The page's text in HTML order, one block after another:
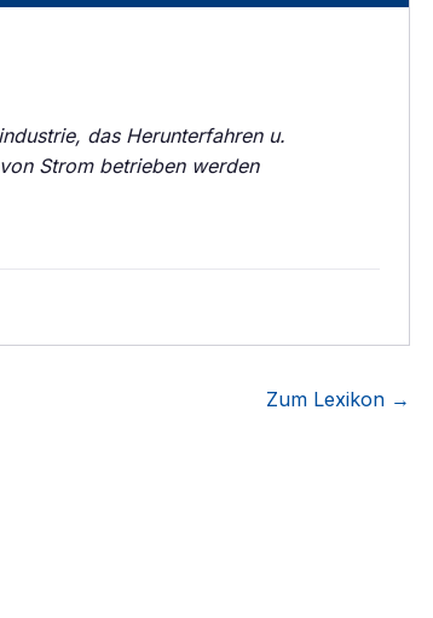
das Herunterfahren u.
Strom betrieben werden
Zum Lexikon →